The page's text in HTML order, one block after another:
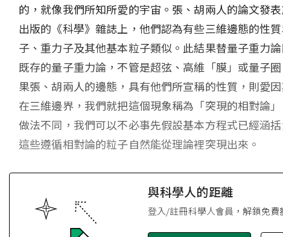
的，就像我們所知所愛的宇宙。張、胡兩人的論文發
出版的《科學》雜誌上，他們認為有些三維邊態的性
子、重力子及其他基本粒子類似。此結果替量子重力
既存的量子重力論，不管是超弦、高維「膜」或量子
果張、胡兩人的邊態，具有他們所宣稱的性質，則愛
在三維邊界，我們就把這個現象稱為「突現的相對論
做法不同，我們可以不必事先假設基本方程式已經涵
這些遵循相對論的粒子自然能從理論裡突現出來。
與科學人的距離
登入/註冊科學人會員，解鎖免費